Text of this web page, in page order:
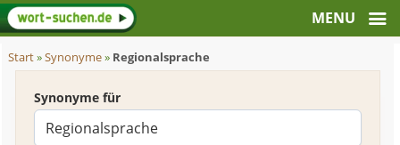
Start»Synonyme» Regionalsprache
Synonyme für